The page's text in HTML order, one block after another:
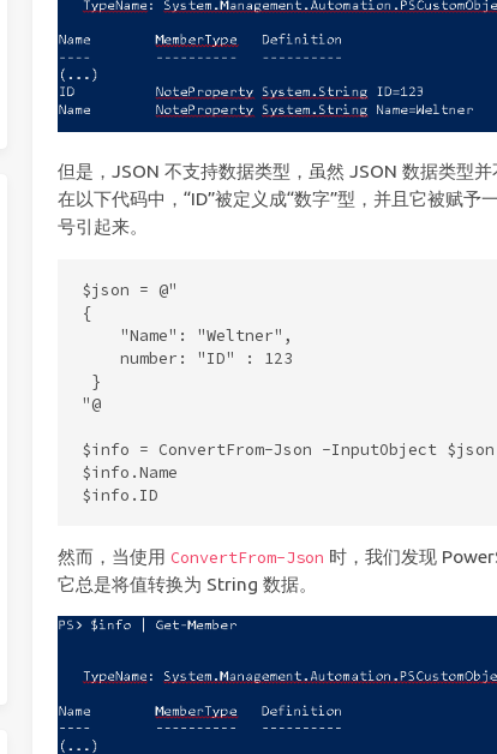
但是，JSON 不支持数据类型，虽然 JSON 数据类型
在以下代码中，“ID”被定义成“数字”型，并且它被赋予
号引起来。
$json = @"
{
    "Name": "Weltner",
    number: "ID" : 123
}
"@
$info = ConvertFrom-Json -InputObject $json
$info.Name
然而，当使用 ConvertFrom-Json 时，我们发现
它总是将值转换为 String 数据。